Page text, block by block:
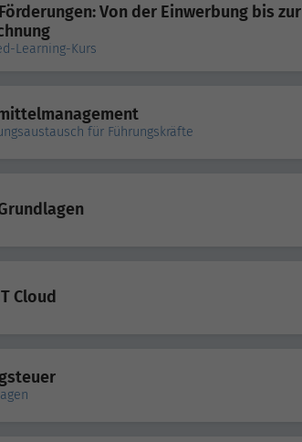
Von der Einwerbung bis zur
Learning-Kurs
für Führungskräfte
Cloud